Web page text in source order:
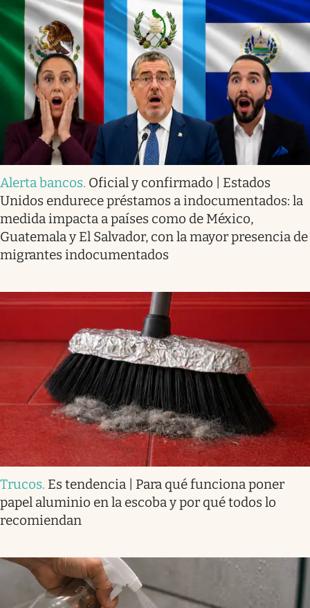
Alerta bancos. Oficial y confirmado | Estados
Unidos endurece préstamos a indocumentados: la
medida impacta a países como de México,
Guatemala y El Salvador, con la mayor presencia de
migrantes indocumentados
Trucos. Es tendencia | Para qué funciona poner
papel aluminio en la escoba y por qué todos lo
recomiendan